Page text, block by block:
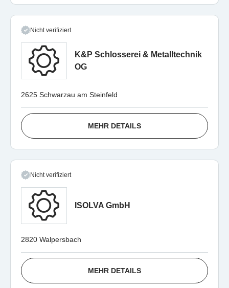
Nicht verifiziert
K&P Schlosserei & Metalltechnik
OG
2625 Schwarzau am Steinfeld
MEHR DETAILS
Nicht verifiziert
ISOLVA GmbH
2820 Walpersbach
MEHR DETAILS